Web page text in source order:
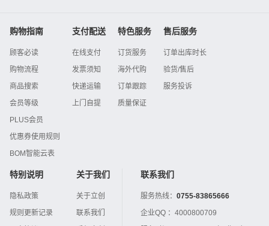
购物指南
顾客必读
购物流程
商品搜索
会员等级
PLUS会员
优惠券使用规则
BOM智能云表
支付配送
在线支付
发票须知
快递运输
上门自提
特色服务
订货服务
海外代购
订单跟踪
质量保证
售后服务
订单出库时长
验货/售后
服务投诉
特别说明
隐私政策
规则更新记录
关于我们
关于立创
联系我们
联系我们
服务热线： 0755-83865666
企业QQ ： 4000800709